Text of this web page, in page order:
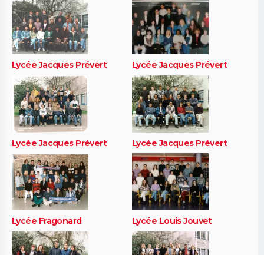
Lycée Jacques Prévert Lycée Jacques Prévert
Lycée Jacques Prévert Lycée Jacques Prévert
Lycée Fragonard Lycée Louis Jouvet